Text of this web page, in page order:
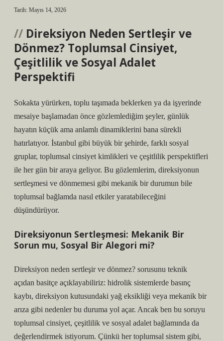
Tarih: Mayıs 14, 2026
Direksiyon Neden Sertleşir ve
Dönmez? Toplumsal Cinsiyet,
Çeşitlilik ve Sosyal Adalet
Perspektifi
Sokakta yürürken, toplu taşımada beklerken ya da işyerinde
mesaiye başlamadan önce gözlemlediğim şeyler, günlük
hayatın küçük ama anlamlı dinamiklerini bana sürekli
hatırlatıyor. İstanbul gibi büyük bir şehirde, farklı sosyal
gruplar, toplumsal cinsiyet kimlikleri ve çeşitlilik perspektifleri
ile her gün bir araya geliyor. Bu gözlemlerim, direksiyonun
sertleşmesi ve dönmemesi gibi mekanik bir durumun bile
toplumsal bağlamda nasıl etkiler yaratabileceğini
düşündürüyor.
Direksiyonun Sertleşmesi: Mekanik Bir
Sorun mu, Sosyal Bir Alegori mi?
Direksiyon neden sertleşir ve dönmez? sorusunu teknik
açıdan basitçe açıklayabiliriz: hidrolik sistemlerde basınç
kaybı, direksiyon kutusundaki yağ eksikliği veya mekanik bir
arıza gibi nedenler bu duruma yol açar. Ancak ben bu soruyu
toplumsal cinsiyet, çeşitlilik ve sosyal adalet bağlamında da
değerlendirmek istiyorum. Çünkü her toplumsal sistem gibi,